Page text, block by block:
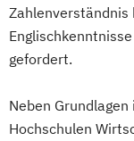
Zahlenverständnis
gefordert.
Neben
Hochschulen